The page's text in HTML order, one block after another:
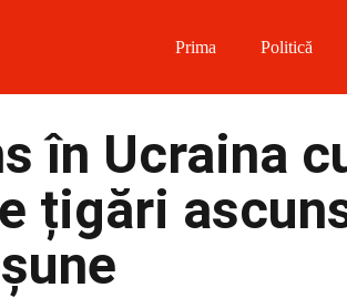
Prima Politică
în Ucraina
țigări